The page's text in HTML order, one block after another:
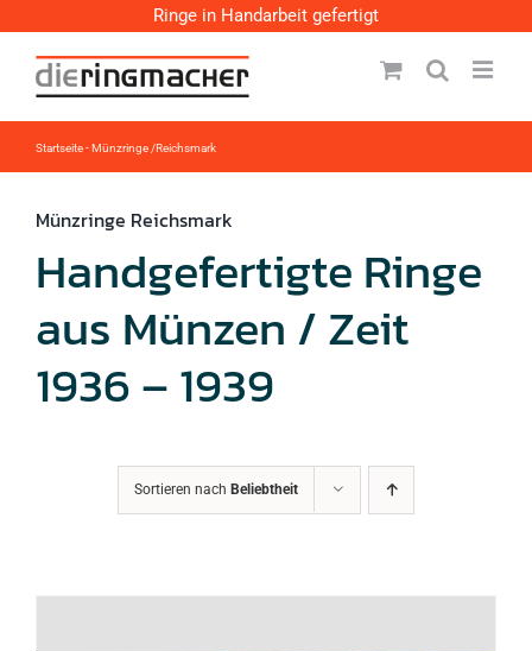
Ringe in Handarbeit gefertigt
Inhalt
springen
Startseite-Münzringe /Reichsmark
Münzringe Reichsmark
Handgefertigte Ringe
aus Münzen / Zeit
1936 – 1939
Sortieren nach Beliebtheit